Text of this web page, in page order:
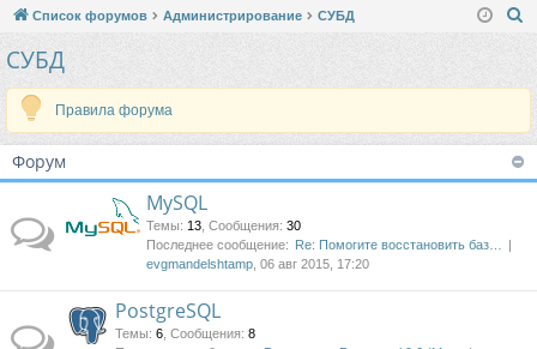
ы д ис
Список форумов Администрирование СУБД
с
СУБД
Правила форума
Форум
MySQL
Темы: 13 Сообщения: 30
Последнее сообщение: Re: Помогите восстановить баз…
evgmandelshtamp , 06 авг 2015, 17:20
PostgreSQL
Темы: 6 Сообщения: 8